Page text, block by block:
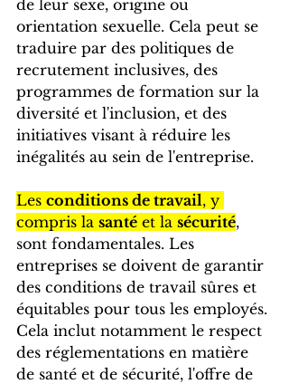
de leur sexe, origine ou
orientation sexuelle. Cela peut se
traduire par des politiques de
recrutement inclusives, des
programmes de formation sur la
diversité et l'inclusion, et des
initiatives visant à réduire les
inégalités au sein de l'entreprise.
Les conditions de travail, y
compris la santé et la sécurité,
sont fondamentales. Les
entreprises se doivent de garantir
des conditions de travail sûres et
équitables pour tous les employés.
Cela inclut notamment le respect
des réglementations en matière
de santé et de sécurité, l'offre de